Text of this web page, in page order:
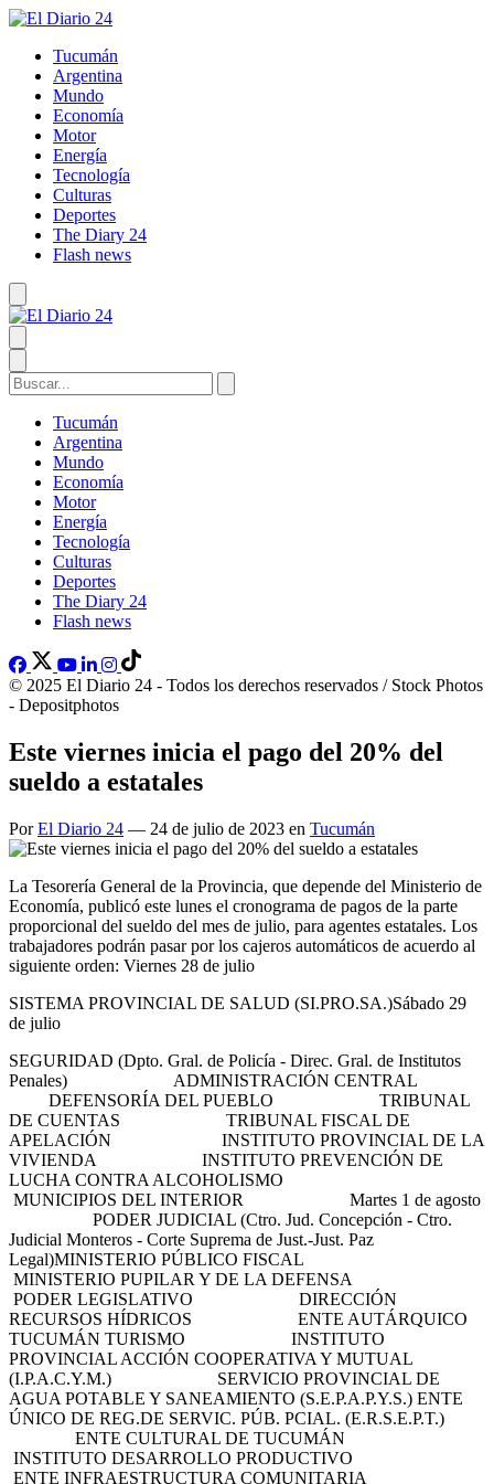
Tucumán
Argentina
Mundo
Economía
Motor
Energía
Tecnología
Culturas
Deportes
The Diary 24
Flash news
Tucumán
Argentina
Mundo
Economía
Motor
Energía
Tecnología
Culturas
Deportes
The Diary 24
Flash news
© 2025 El Diario 24 - Todos los derechos reservados / Stock Photos
- Depositphotos
Este viernes inicia el pago del 20% del
sueldo a estatales
PorEl Diario 24 — 24 de julio de 2023 en Tucumán
La Tesorería General de la Provincia, que depende del Ministerio de
Economía, publicó este lunes el cronograma de pagos de la parte
proporcional del sueldo del mes de julio, para agentes estatales. Los
trabajadores podrán pasar por los cajeros automáticos de acuerdo al
siguiente orden: Viernes 28 de julio
SISTEMA PROVINCIAL DE SALUD (SI.PRO.SA.)Sábado 29
de julio
SEGURIDAD (Dpto. Gral. de Policía - Direc. Gral. de Institutos
Penales) ADMINISTRACIÓN CENTRAL
DEFENSORÍA DEL PUEBLO TRIBUNAL
DE CUENTAS TRIBUNAL FISCAL DE
APELACIÓN INSTITUTO PROVINCIAL DE LA
VIVIENDA INSTITUTO PREVENCIÓN DE
LUCHA CONTRA ALCOHOLISMO
MUNICIPIOS DEL INTERIOR Martes 1 de agosto
PODER JUDICIAL (Ctro. Jud. Concepción - Ctro.
Judicial Monteros - Corte Suprema de Just.-Just. Paz
Legal)MINISTERIO PÚBLICO FISCAL
MINISTERIO PUPILAR Y DE LA DEFENSA
PODER LEGISLATIVO DIRECCIÓN
RECURSOS HÍDRICOS ENTE AUTÁRQUICO
TUCUMÁN TURISMO INSTITUTO
PROVINCIAL ACCIÓN COOPERATIVA Y MUTUAL
(I.P.A.C.Y.M.) SERVICIO PROVINCIAL DE
AGUA POTABLE Y SANEAMIENTO (S.E.P.A.P.Y.S.) ENTE
ÚNICO DE REG.DE SERVIC. PÚB. PCIAL. (E.R.S.E.P.T.)
ENTE CULTURAL DE TUCUMÁN
INSTITUTO DESARROLLO PRODUCTIVO
ENTE INFRAESTRUCTURA COMUNITARIA